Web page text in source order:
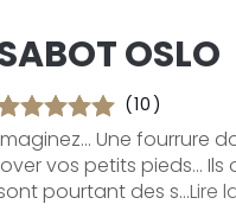
OSLO
(10)
Une fourrure
vos petits pieds...
pourtant des s...Lire